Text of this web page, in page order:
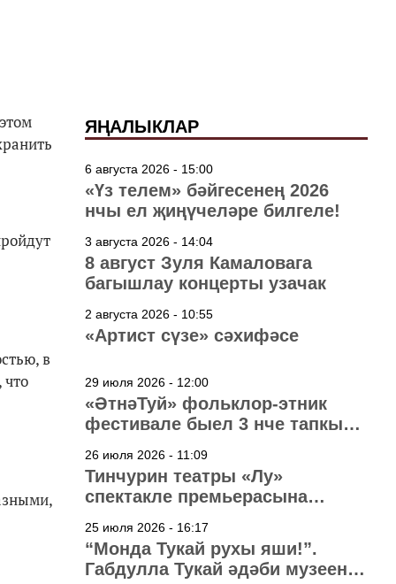
в
ЯҢАЛЫКЛАР
6 августа 2026 - 15:00
«Үз телем» бәйгесенең 2026
нчы ел җиңүчеләре билгеле!
3 августа 2026 - 14:04
8 август Зуля Камаловага
багышлау концерты узачак
2 августа 2026 - 10:55
«Артист сүзе» сәхифәсе
29 июля 2026 - 12:00
«ӘтнәТуй» фольклор-этник
фестивале быел 3 нче тапкыр
26 июля 2026 - 11:09
Тинчурин театры «Лу»
спектакле премьерасына
25 июля 2026 - 16:17
“Монда Тукай рухы яши!”.
Габдулла Тукай әдәби музеена